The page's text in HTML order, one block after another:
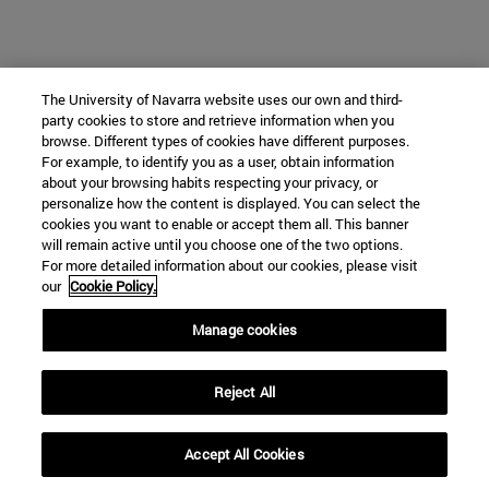
The University of Navarra website uses our own and third-
party cookies to store and retrieve information when you
browse. Different types of cookies have different purposes.
For example, to identify you as a user, obtain information
about your browsing habits respecting your privacy, or
personalize how the content is displayed. You can select the
cookies you want to enable or accept them all. This banner
will remain active until you choose one of the two options.
For more detailed information about our cookies, please visit
our Cookie Policy.
Manage cookies
Reject All
Accept All Cookies